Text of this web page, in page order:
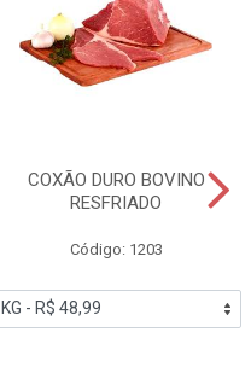
COXÃO DURO BOVINO
RESFRIADO
Código: 1203